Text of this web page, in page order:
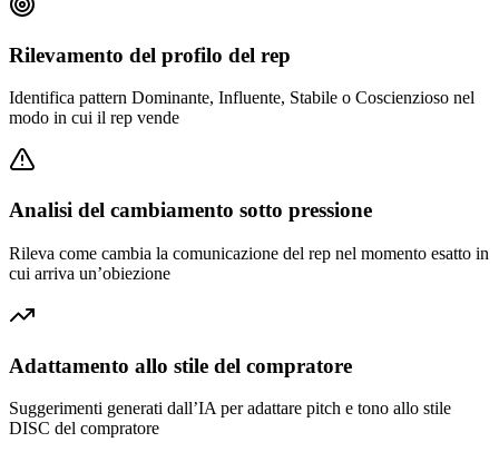
Rilevamento del profilo del rep
Identifica pattern Dominante, Influente, Stabile o Coscienzioso nel
modo in cui il rep vende
Analisi del cambiamento sotto pressione
Rileva come cambia la comunicazione del rep nel momento esatto in
cui arriva un’obiezione
Adattamento allo stile del compratore
Suggerimenti generati dall’IA per adattare pitch e tono allo stile
DISC del compratore